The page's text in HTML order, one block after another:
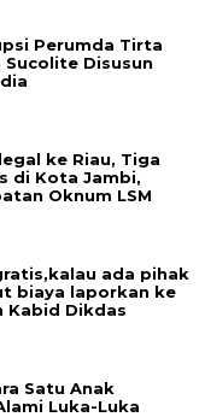
Perumda Tirta
Sucolite Disusun
ke Riau, Tiga
di Kota Jambi,
Oknum LSM
ada pihak
biaya laporkan ke
Kabid Dikdas
Satu Anak
Luka-Luka